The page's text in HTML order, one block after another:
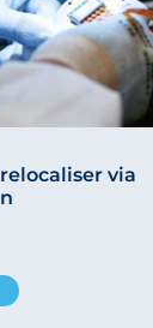
via